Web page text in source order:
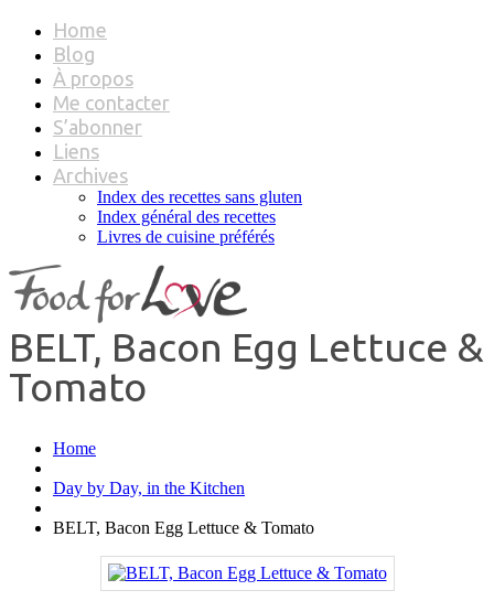
Home
Blog
À propos
Me contacter
S’abonner
Liens
Archives
Index des recettes sans gluten
Index général des recettes
Livres de cuisine préférés
BELT, Bacon Egg Lettuce &
Tomato
Home
Day by Day, in the Kitchen
BELT, Bacon Egg Lettuce & Tomato